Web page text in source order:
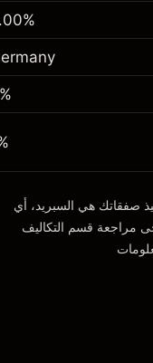
~
دولار
~
€20,000.00
دولار
%
صفقاتك هي السبريد، أي
مراجعة قسم التكاليف